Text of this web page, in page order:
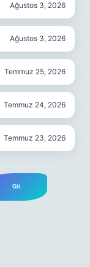
Ağustos 3, 2026
Ağustos 3, 2026
Temmuz 25, 2026
Temmuz 24, 2026
Temmuz 23, 2026